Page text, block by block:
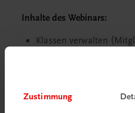
Zustimmung
Inhalte des Webinars:
Klassen verwalten
Aufgaben erstellen
Best-Practice-